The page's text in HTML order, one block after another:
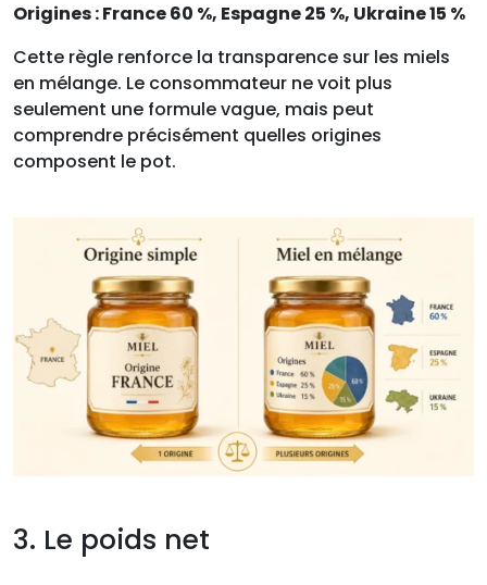
Origines : France 60 %, Espagne 25 %, Ukraine 15 %
Cette règle renforce la transparence sur les miels
en mélange. Le consommateur ne voit plus
seulement une formule vague, mais peut
comprendre précisément quelles origines
composent le pot.
3. Le poids net